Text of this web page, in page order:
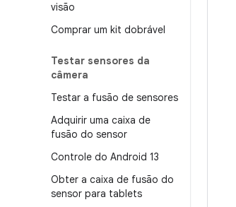
visão
Comprar um kit dobrável
Testar sensores da
câmera
Testar a fusão de sensores
Adquirir uma caixa de
fusão do sensor
Controle do Android 13
Obter a caixa de fusão do
sensor para tablets